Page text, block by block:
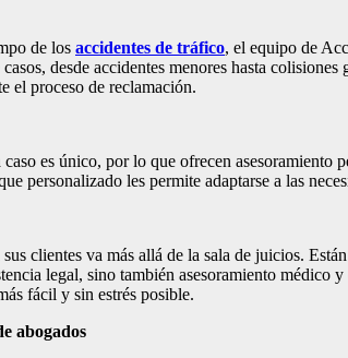
de los accidentes de tráfico, el equipo de
desde accidentes menores hasta
el proceso de reclamación.
es único, por lo que ofrecen asesoramiento
personalizado les permite adaptarse a las
clientes va más allá de la sala de juicios.
legal, sino también asesoramiento médico
fácil y sin estrés posible.
abogados